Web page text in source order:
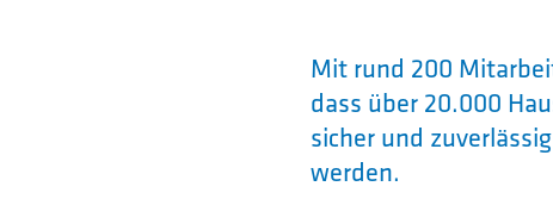
Mit rund 200
dass über 20.000
sicher und
werden.